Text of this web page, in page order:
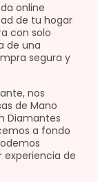
online
de tu hogar
con solo
de una
segura y
nos
de Mano
Diamantes
a fondo
de